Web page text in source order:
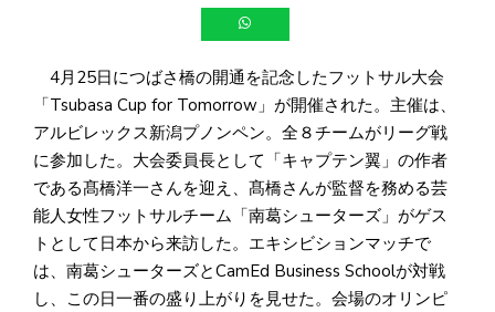
4月25日につばさ橋の開通を記念したフットサル大会
「Tsubasa Cup for Tomorrow」が開催された。主催は、
アルビレックス新潟プノンペン。全８チームがリーグ戦
に参加した。大会委員長として「キャプテン翼」の作者
である髙橋洋一さんを迎え、髙橋さんが監督を務める芸
能人女性フットサルチーム「南葛シューターズ」がゲス
トとして日本から来訪した。エキシビションマッチで
は、南葛シューターズとCamEd Business Schoolが対戦
し、この日一番の盛り上がりを見せた。会場のオリンピ